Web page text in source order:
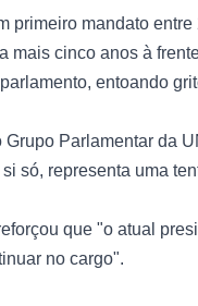
primeiro mandato
mais cinco anos à
entoando
Grupo Parlamentar da
só, representa uma
que "o atual
no cargo".